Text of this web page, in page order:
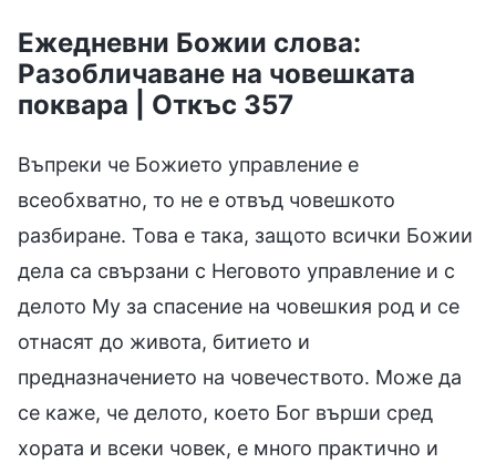
Ежедневни Божии слова:
Разобличаване на човешката
поквара | Откъс 357
Въпреки че Божието управление е
всеобхватно, то не е отвъд човешкото
разбиране. Това е така, защото всички Божии
дела са свързани с Неговото управление и с
делото Му за спасение на човешкия род и се
отнасят до живота, битието и
предназначението на човечеството. Може да
се каже, че делото, което Бог върши сред
хората и всеки човек, е много практично и